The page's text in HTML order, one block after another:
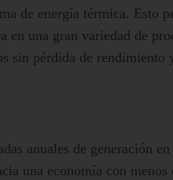
de energía térmica. Esto
una gran variedad de
sin pérdida de rendimiento
anuales de generación
una economía con menos